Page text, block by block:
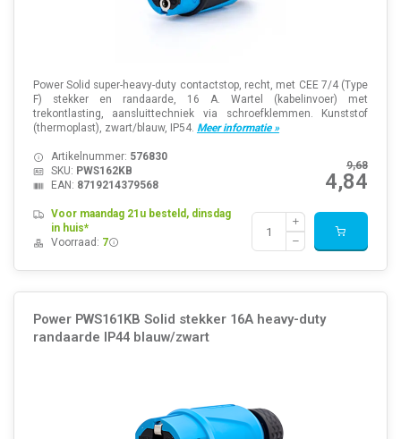
Power Solid super-heavy-duty contactstop, recht, met CEE 7/4 (Type
F) stekker en randaarde, 16 A. Wartel (kabelinvoer) met
trekontlasting, aansluittechniek via schroefklemmen. Kunststof
(thermoplast), zwart/blauw, IP54. Meer informatie »
9,68
4,84
Artikelnummer: 576830
SKU: PWS162KB
EAN: 8719214379568
Voor maandag 21u besteld, dinsdag
in huis*
Voorraad: 7
Power PWS161KB Solid stekker 16A heavy-duty
randaarde IP44 blauw/zwart